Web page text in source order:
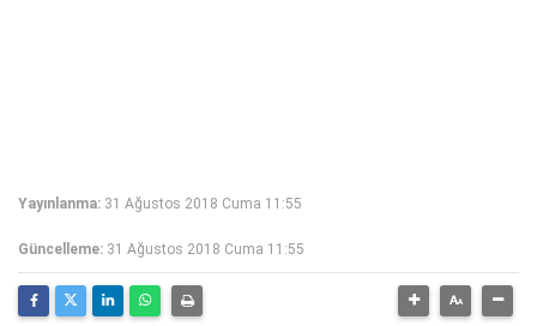
Yayınlanma: 31 Ağustos 2018 Cuma 11:55
Güncelleme: 31 Ağustos 2018 Cuma 11:55